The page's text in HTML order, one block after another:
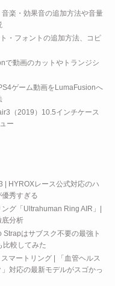
音楽・効果音の追加方法や音量
・フォントの追加方法、コピ
で動画のカットやトランジシ
ゲーム動画をLumaFusionへ
（2019）10.5インチケース
ー
| HYROXレース公式対応のハ
秀すぎる
グ「Ultrahuman Ring AIR」|
底分析
Strapはサブスク不要の最強ト
比較してみた
マートリング | 「血管ヘルス
対応の最新モデルがスゴかっ